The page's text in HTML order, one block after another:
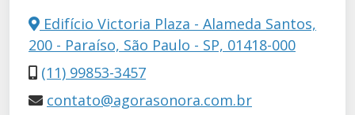
Edifício Victoria Plaza - Alameda Santos,
200 - Paraíso, São Paulo - SP, 01418-000
(11) 99853-3457
contato@agorasonora.com.br